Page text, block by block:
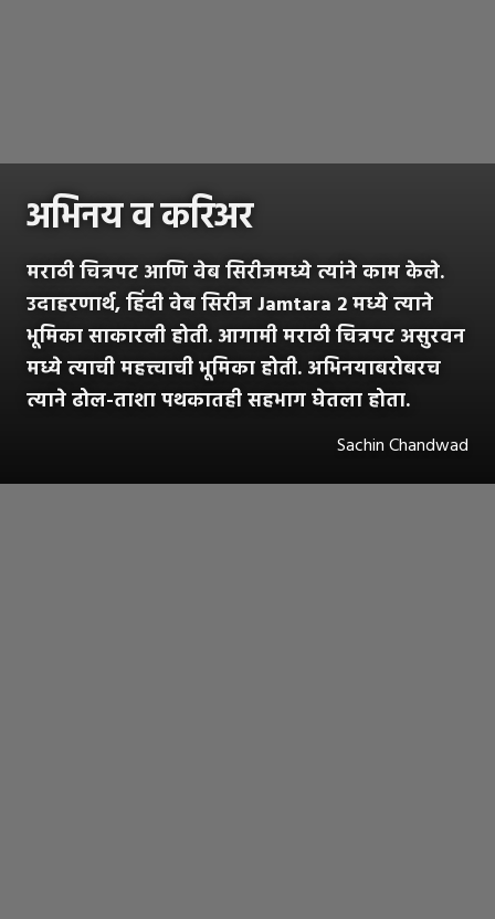
अभिनय व करिअर
मराठी चित्रपट आणि वेब सिरीजमध्ये त्यांने काम केले.
उदाहरणार्थ, हिंदी वेब सिरीज Jamtara 2 मध्ये त्याने
भूमिका साकारली होती. आगामी मराठी चित्रपट असुरवन
मध्ये त्याची महत्त्वाची भूमिका होती. अभिनयाबरोबरच
त्याने ढोल-ताशा पथकातही सहभाग घेतला होता.
Sachin Chandwad